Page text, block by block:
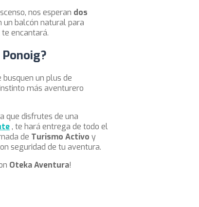
nos esperan dos
un balcón natural para
encantará.
un plus de
más aventurero
que disfrutes de una
, te hará entrega de todo el
de Turismo Activo y
seguridad de tu aventura.
Oteka Aventura!